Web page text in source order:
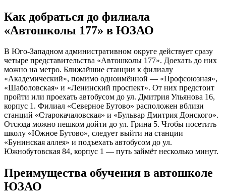
Как добраться до филиала
«Автошколы 177» в ЮЗАО
В Юго-Западном административном округе действует сразу
четыре представительства «Автошколы 177». Доехать до них
можно на метро. Ближайшие станции к филиалу
«Академический», помимо одноимённой — «Профсоюзная»,
«Шаболовская» и «Ленинский проспект». От них предстоит
пройти или проехать автобусом до ул. Дмитрия Ульянова 16,
корпус 1. Филиал «Северное Бутово» расположен вблизи
станций «Старокачаловская» и «Бульвар Дмитрия Донского».
Отсюда можно пешком дойти до ул. Грина 5. Чтобы посетить
школу «Южное Бутово», следует выйти на станции
«Бунинская аллея» и подъехать автобусом до ул.
Южнобутовская 84, корпус 1 — путь займёт несколько минут.
Преимущества обучения в автошколе
ЮЗАО